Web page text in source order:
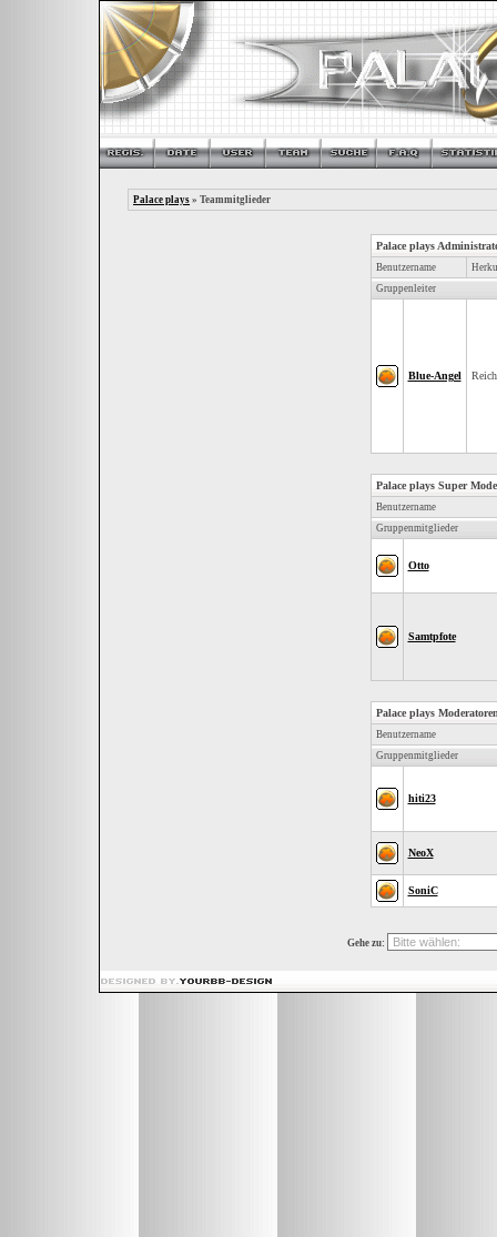
Palace plays » Teammitglieder
Palace plays
Benutzername
Gruppenleiter
Blue-Angel
Palace plays Super
Benutzername
Gruppenmitglieder
Otto
Samtpfote
Palace plays
Benutzername
Gruppenmitglieder
hiti23
NeoX
SoniC
Gehe zu: